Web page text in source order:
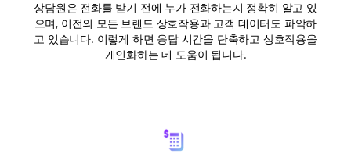
상담원은 전화를 받기 전에 누가 전화하는지 정확히 알고 있
으며, 이전의 모든 브랜드 상호작용과 고객 데이터도 파악하
고 있습니다. 이렇게 하면 응답 시간을 단축하고 상호작용을
개인화하는 데 도움이 됩니다.